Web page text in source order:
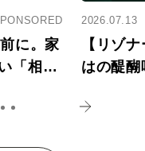
に。家
「相続
2026.07.13
【リゾ
はの醍